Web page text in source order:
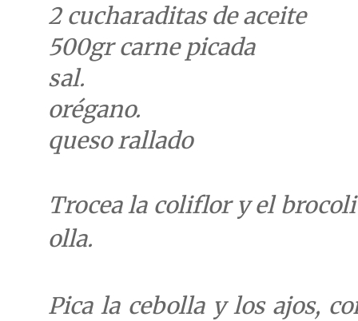
2 cucharaditas de aceite
500gr carne picada
sal.
orégano.
queso rallado
Trocea la coliflor y el
olla.
Pica la cebolla y los ajos,